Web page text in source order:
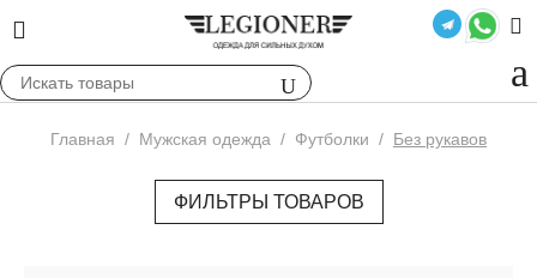
Главная / Мужская одежда / Футболки / Без рукавов
ФИЛЬТРЫ ТОВАРОВ